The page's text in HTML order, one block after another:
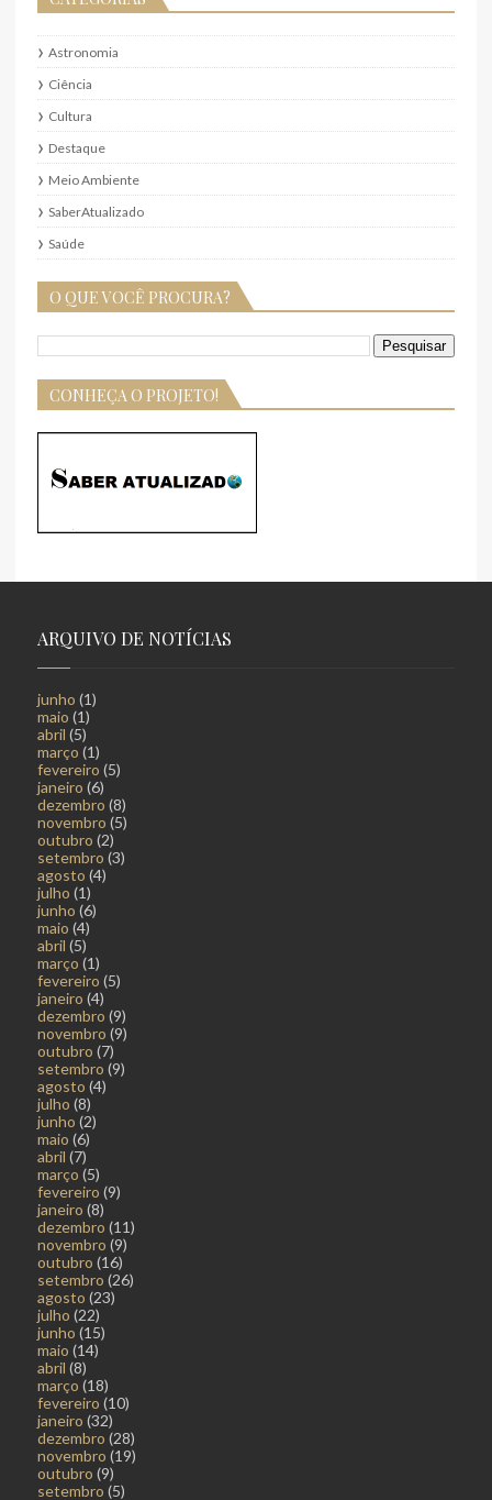
Astronomia
Ciência
Cultura
Destaque
Meio Ambiente
SaberAtualizado
Saúde
O QUE VOCÊ PROCURA?
CONHEÇA O PROJETO!
ARQUIVO DE NOTÍCIAS
junho (1)
maio (1)
abril (5)
março (1)
fevereiro (5)
janeiro (6)
dezembro (8)
novembro (5)
outubro (2)
setembro (3)
agosto (4)
julho (1)
junho (6)
maio (4)
abril (5)
março (1)
fevereiro (5)
janeiro (4)
dezembro (9)
novembro (9)
outubro (7)
setembro (9)
agosto (4)
julho (8)
junho (2)
maio (6)
abril (7)
março (5)
fevereiro (9)
janeiro (8)
dezembro (11)
novembro (9)
outubro (16)
setembro (26)
agosto (23)
julho (22)
junho (15)
maio (14)
abril (8)
março (18)
fevereiro (10)
janeiro (32)
dezembro (28)
novembro (19)
outubro (9)
setembro (5)